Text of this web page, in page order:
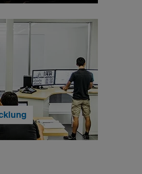
oder zehntausend –
bestellen. Dank
wird Ihre Ware
geliefert.
Zehntausend